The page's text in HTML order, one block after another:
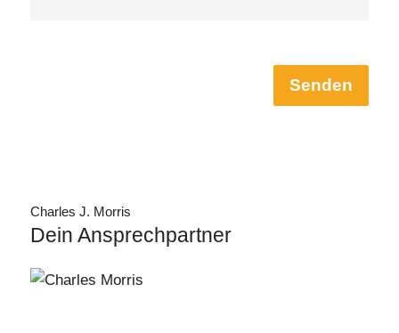
Senden
Charles J. Morris
Dein Ansprechpartner